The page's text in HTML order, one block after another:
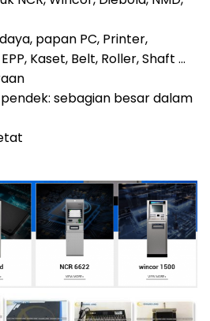
papan PC, Printer,
Kaset, Belt, Roller, Shaft ...
sebagian besar dalam